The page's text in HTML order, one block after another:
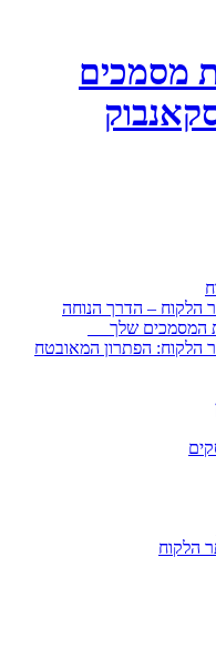
מסמכים
הלקוח – הדרך הנוחה
המסמכים שלך
הלקוח: הפתרון המאובטח
הלקוח